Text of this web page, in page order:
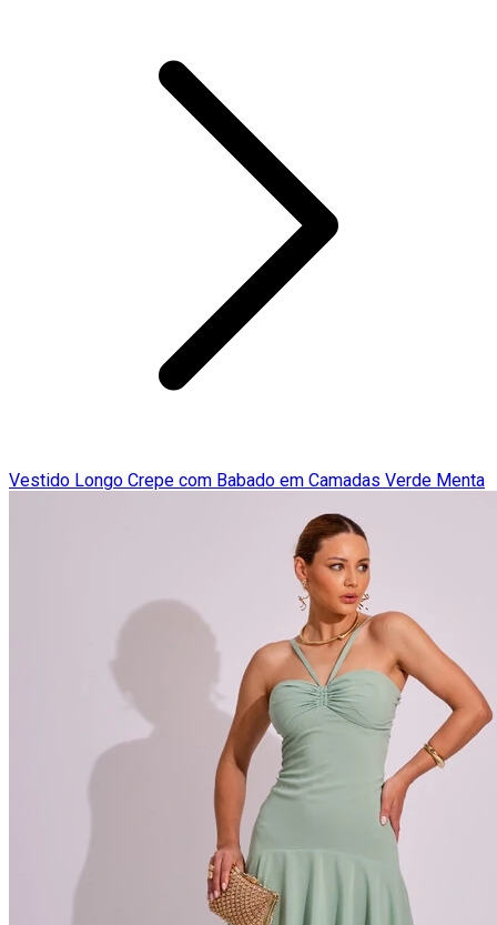
Vestido Longo Crepe com Babado em Camadas Verde Menta